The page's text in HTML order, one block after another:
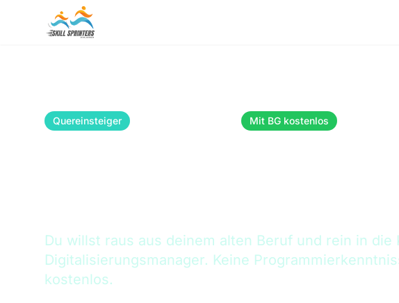
Quereinsteiger Mit BG kostenlos
Du willst raus aus deinem alten Beruf und rein in die
Digitalisierungsmanager. Keine
kostenlos.